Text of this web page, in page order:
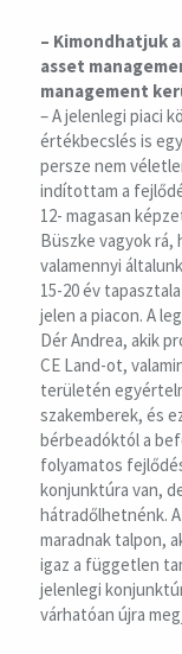
– Kimondhatjuk
asset
management
– A jelenlegi piaci
értékbecslés is
persze nem
indítottam a
12- magasan
Büszke vagyok
valamennyi
15-20 év
jelen a piacon. A
Dér Andrea, akik
CE Land-ot,
területén
szakemberek, és
bérbeadóktól a
folyamatos
konjunktúra van,
hátradőlhetnénk.
maradnak talpon,
igaz a független
jelenlegi
várhatóan újra